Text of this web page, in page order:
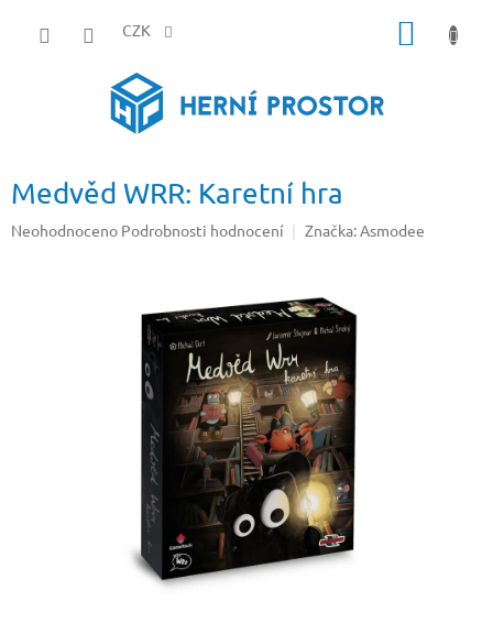
CZK
Medvěd WRR: Karetní hra
Průměrné
Neohodnoceno Podrobnosti hodnocení Značka:Asmodee